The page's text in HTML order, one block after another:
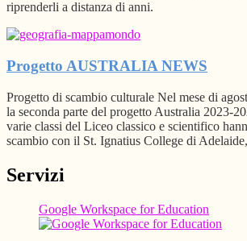
riprenderli a distanza di anni.
Progetto AUSTRALIA NEWS
Progetto di scambio culturale Nel mese di
la seconda parte del progetto Australia 2023-
varie classi del Liceo classico e scientifico
scambio con il St. Ignatius College di
Servizi
Google Workspace for Education